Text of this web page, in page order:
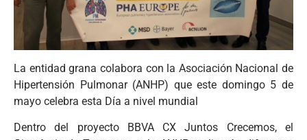
La entidad grana colabora con la Asociación Nacional de
Hipertensión Pulmonar (ANHP) que este domingo 5 de
mayo celebra esta Día a nivel mundial
Dentro del proyecto BBVA CX Juntos Crecemos, el